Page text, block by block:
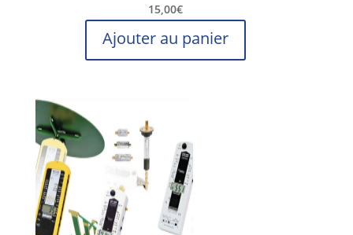
15,00€
Ajouter au panier